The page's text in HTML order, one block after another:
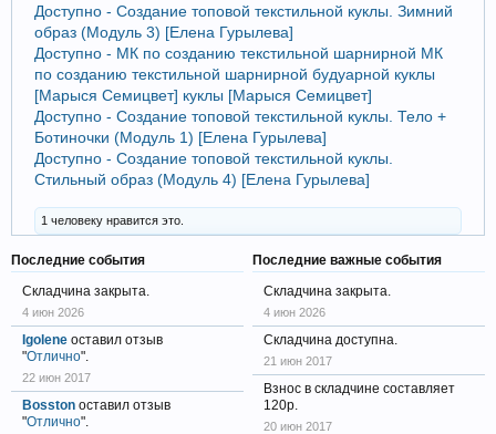
Доступно - Создание топовой текстильной куклы. Зимний
образ (Модуль 3) [Елена Гурылева]
Доступно - МК по созданию текстильной шарнирной МК
по созданию текстильной шарнирной будуарной куклы
[Марыся Семицвет] куклы [Марыся Семицвет]
Доступно - Создание топовой текстильной куклы. Тело +
Ботиночки (Модуль 1) [Елена Гурылева]
Доступно - Создание топовой текстильной куклы.
Стильный образ (Модуль 4) [Елена Гурылева]
1 человеку нравится это.
Последние события
Складчина закрыта.
4 июн 2026
Igolene оставил отзыв
"Отлично".
22 июн 2017
Bosston оставил отзыв
"Отлично".
Последние важные события
Складчина закрыта.
4 июн 2026
Складчина доступна.
21 июн 2017
Взнос в складчине составляет
120р.
20 июн 2017